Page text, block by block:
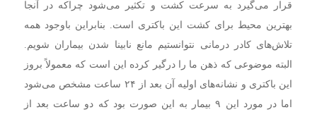
قرار می‌گیرد به سرعت کشت و تکثیر می‌شود چراکه در آنجا
بهترین محیط برای کشت این باکتری است. بنابراین باوجود همه
تلاش‌های کادر درمانی نتوانستیم مانع نابینا شدن بیماران شویم.
البته موضوعی که ذهن ما را درگیر کرده این است که معمولاً بروز
این باکتری و نشانه‌های اولیه آن بعد از ۲۴ ساعت مشخص می‌شود
اما در مورد این ۹ بیمار به این صورت بود که دو ساعت بعد از